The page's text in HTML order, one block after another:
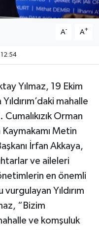
A- A+
Yılmaz, 19 Ekim
mahalle
Orman
Kaymakamı Metin
İrfan Akkaya,
ve aileleri
en önemli
Yıldırım
“Bizim
ve komşuluk